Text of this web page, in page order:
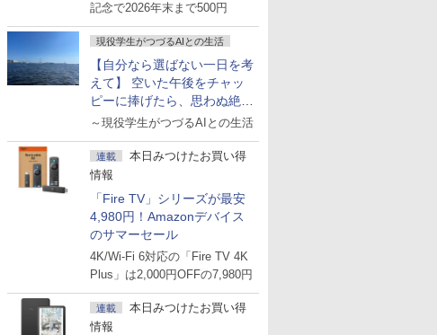
記念で2026年末まで500円
現役学生がつづるAIとの生活
【自分なら選ばない一日を考
えて】 空いた午後をチャッ
ピーに捧げたら、思わぬ絶景
に出会った話
～現役学生がつづるAIとの生活
連載
本日みつけたお買い得
情報
「Fire TV」シリーズが最安
4,980円！Amazonデバイス
のサマーセール
4K/Wi-Fi 6対応の「Fire TV 4K
Plus」は2,000円OFFの7,980円
連載
本日みつけたお買い得
情報